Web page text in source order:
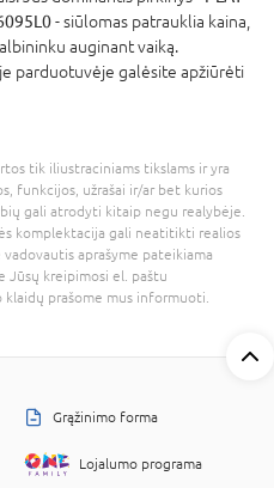
- siūlomas patrauklia kaina,
auginant vaiką.
parduotuvėje galėsite apžiūrėti
tik iliustraciniams tikslams ir yra
funkcijos, užrašai ir/ar bet kurios
gali atrodyti kitaip negu realybėje.
komplektacija gali neatitikti realios
aprašyme pateikiama
Jūsų kreipimosi el. paštu
prašome mus informuoti.
Grąžinimo forma
Lojalumo programa